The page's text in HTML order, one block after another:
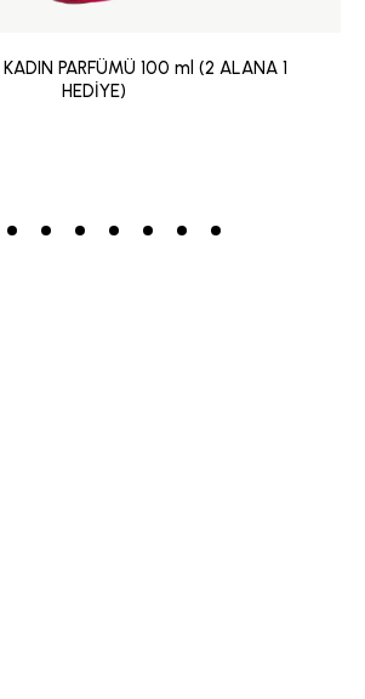
PARFÜMÜ 100 ml (2 ALANA 1
HEDİYE)